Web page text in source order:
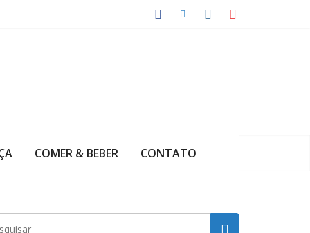
COMER & BEBER CONTATO